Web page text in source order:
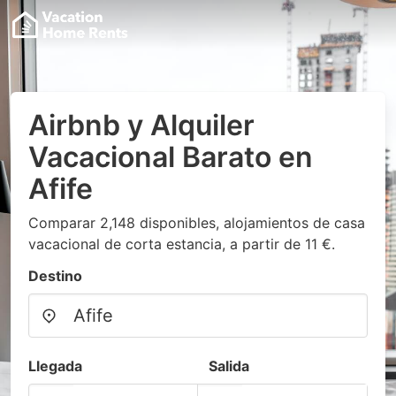
Airbnb y Alquiler
Vacacional Barato en
Afife
Comparar 2,148 disponibles, alojamientos de casa
vacacional de corta estancia, a partir de 11 €.
Destino
Llegada Salida